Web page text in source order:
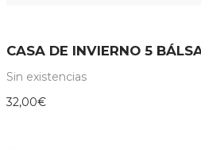
CASA DE INVIERNO 5
Sin existencias
32,00€